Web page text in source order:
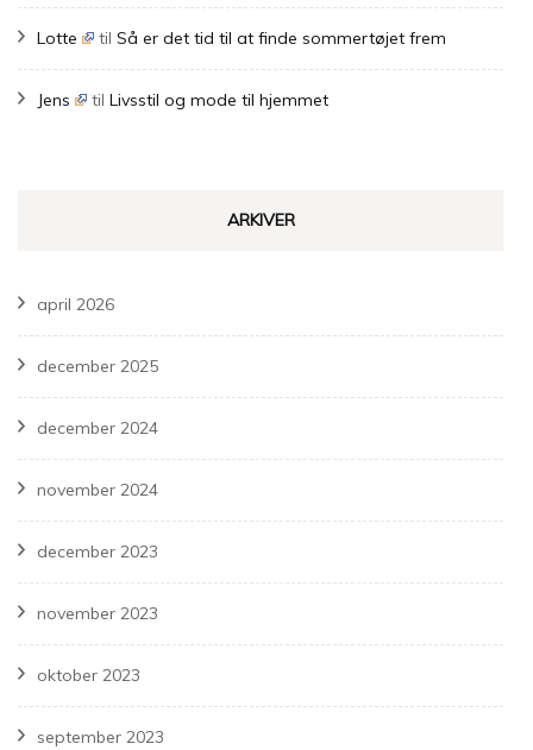
Lotte tilSå er det tid til at finde sommertøjet frem
Jens tilLivsstil og mode til hjemmet
ARKIVER
april 2026
december 2025
december 2024
november 2024
december 2023
november 2023
oktober 2023
september 2023